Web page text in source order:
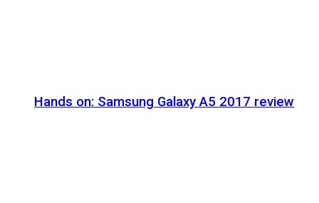
Hands on: Samsung Galaxy A5 2017 review